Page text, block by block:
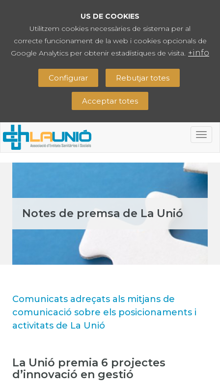
US DE COOKIES
Utilitzem cookies necessàries de sistema per al
correcte funcionament de la web i cookies opcionals de
Google Analytics per obtenir estadístiques de visita. +info
Configurar Rebutjar totes
Acceptar totes
Notes de premsa de La Unió
Comunicats adreçats als mitjans de
comunicació sobre els posicionaments i
activitats de La Unió
La Unió premia 6 projectes
d’innovació en gestió